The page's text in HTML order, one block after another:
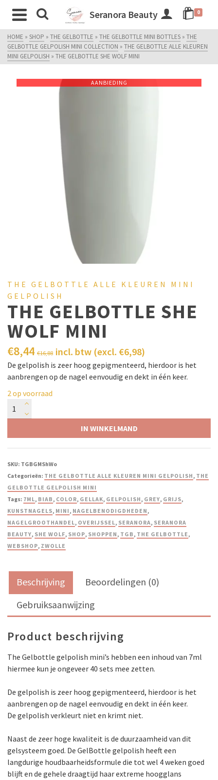
Seranora Beauty 0
HOME » SHOP » THE GELBOTTLE » THE GELBOTTLE MINI BOTTLES » THE
GELBOTTLE GELPOLISH MINI COLLECTION » THE GELBOTTLE ALLE KLEUREN
MINI GELPOLISH » THE GELBOTTLE SHE WOLF MINI
AANBIEDING
THE GELBOTTLE ALLE KLEUREN MINI
GELPOLISH
THE GELBOTTLE SHE
WOLF MINI
€16,88
€8,44 incl. btw (excl. €6,98)
De gelpolish is zeer hoog gepigmenteerd, hierdoor is het
aanbrengen op de nagel eenvoudig en dekt in één keer.
2 op voorraad
IN WINKELMAND
SKU: TGBGMShWo
Categorieën: THE GELBOTTLE ALLE KLEUREN MINI GELPOLISH, THE
GELBOTTLE GELPOLISH MINI
Tags: 7ML, BIAB, COLOR, GELLAK, GELPOLISH, GREY, GRIJS,
KUNSTNAGELS, MINI, NAGELBENODIGDHEDEN,
NAGELGROOTHANDEL, OVERIJSSEL, SERANORA, SERANORA
BEAUTY, SHE WOLF, SHOP, SHOPPEN, TGB, THE GELBOTTLE,
WEBSHOP, ZWOLLE
Beschrijving
Beoordelingen (0)
Gebruiksaanwijzing
Product beschrijving
The Gelbottle gelpolish mini’s hebben een inhoud van 7ml
hiermee kun je ongeveer 40 sets mee zetten.
De gelpolish is zeer hoog gepigmenteerd, hierdoor is het
aanbrengen op de nagel eenvoudig en dekt in één keer.
De gelpolish verkleurt niet en krimt niet.
Naast de zeer hoge kwaliteit is de duurzaamheid van dit
gelsysteem goed. De GelBottle gelpolish heeft een
langdurige houdbaarheidsformule die tot wel 4 weken goed
blijft en de gehele draagtijd haar extreme hoogglans